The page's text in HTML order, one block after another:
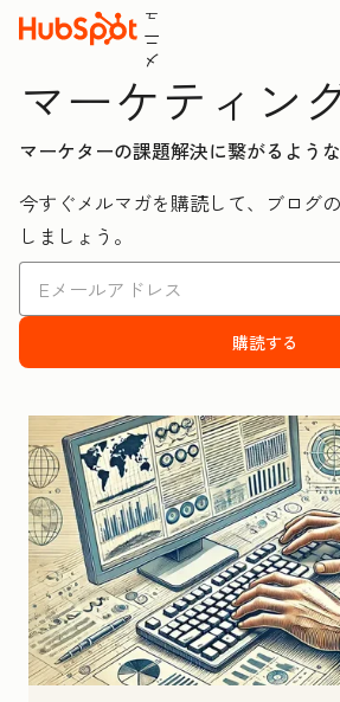
メ
ニ
ュ
マーケティン
マーケターの課題解決に繋がるよう
今すぐメルマガを購読して、ブログ
しましょう。
購読する